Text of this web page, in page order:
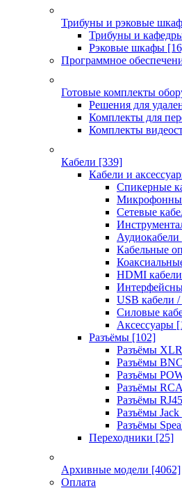
Трибуны и рэковые
Трибуны и
Рэковые шкафы
Программное
Готовые комплекты
Решения для
Комплекты для
Комплекты
Кабели [339]
Кабели и
Спикерные
Сетевые
Аудиокабели
Кабельные
HDMI кабели
USB кабели
Силовые
Аксессуары
Разъёмы [102]
Разъёмы XLR
Разъёмы BNC
Разъёмы
Разъёмы RCA
Разъёмы RJ45
Разъёмы Jack
Разъёмы
Переходники [25]
Архивные модели [4062]
Оплата